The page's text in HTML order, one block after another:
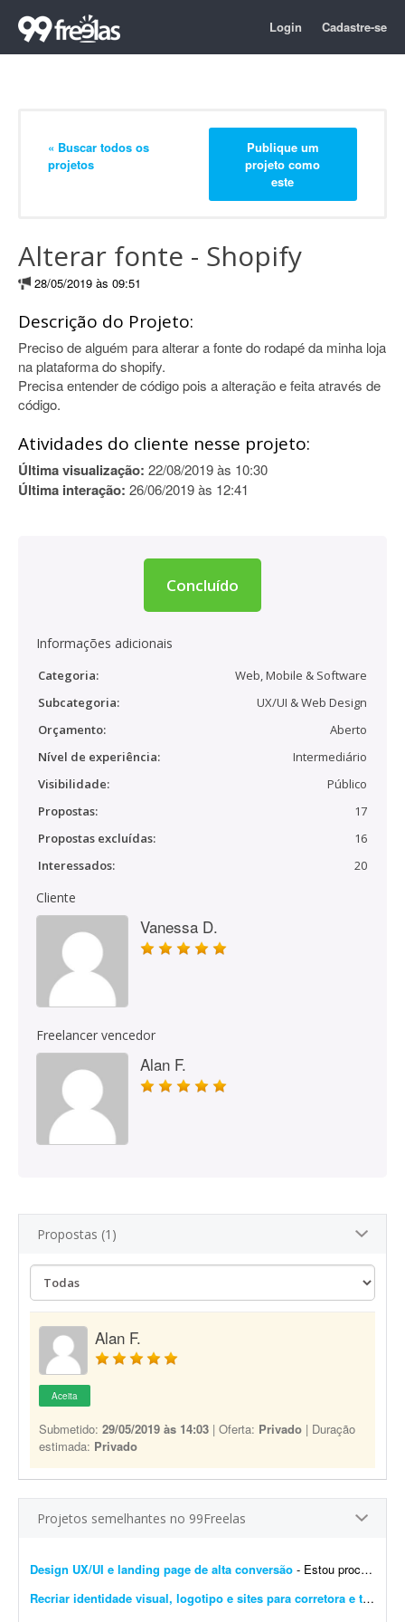
Login Cadastre-se
« Buscar todos os
projetos
Publique um
projeto como
este
Alterar fonte - Shopify
28/05/2019 às 09:51
Descrição do Projeto:
Preciso de alguém para alterar a fonte do rodapé da minha loja
na plataforma do shopify.
Precisa entender de código pois a alteração e feita através de
código.
Atividades do cliente nesse projeto:
Última visualização: 22/08/2019 às 10:30
Última interação: 26/06/2019 às 12:41
Concluído
Informações adicionais
Categoria:
Web, Mobile & Software
Subcategoria:
UX/UI & Web Design
Orçamento:
Aberto
Nível de experiência:
Intermediário
Visibilidade:
Público
Propostas:
17
Propostas excluídas:
16
Interessados:
20
Cliente
Vanessa D.
Freelancer vencedor
Alan F.
Propostas (1)
Alan F.
Aceita
Submetido: 29/05/2019 às 14:03 | Oferta: Privado | Duração
estimada: Privado
Projetos semelhantes no 99Freelas
Design UX/UI e landing page de alta conversão - Estou procurando um profissional freelancer especializado em UX/UI e landing pages para desenvolver a experiência e a interface completas do meu site. O objetivo é criar uma presen&cc...
Recriar identidade visual, logotipo e sites para corretora e transportadora